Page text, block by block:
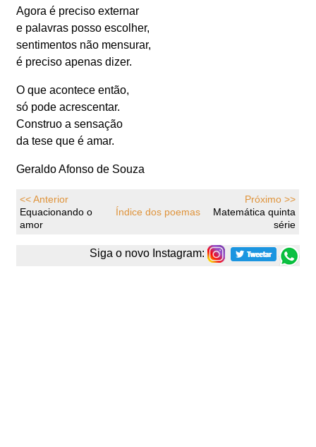
Agora é preciso externar
e palavras posso escolher,
sentimentos não mensurar,
é preciso apenas dizer.
O que acontece então,
só pode acrescentar.
Construo a sensação
da tese que é amar.
Geraldo Afonso de Souza
<< Anterior
Equacionando o
amor
Índice dos poemas
Próximo >>
Matemática quinta
série
Siga o novo Instagram: